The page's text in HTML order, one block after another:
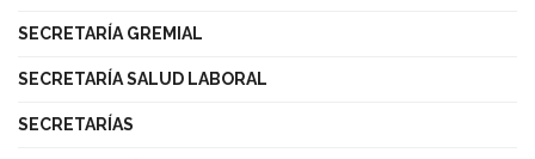
SECRETARÍA GREMIAL
SECRETARÍA SALUD LABORAL
SECRETARÍAS